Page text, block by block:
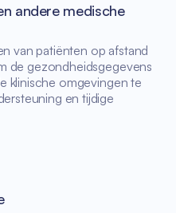
andere medische
van patiënten op afstand
de gezondheidsgegevens
klinische omgevingen te
en tijdige